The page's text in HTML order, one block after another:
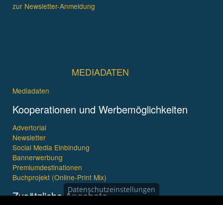
zur Newsletter-Anmeldung
MEDIADATEN
Mediadaten
Kooperationen und Werbemöglichkeiten
Advertorial
Newsletter
Social Media Einbindung
Bannerwerbung
Premiumdestinationen
Buchprojekt (Online-Print Mix)
Zusätzliche AngeboteDatenschutzeinstellungen